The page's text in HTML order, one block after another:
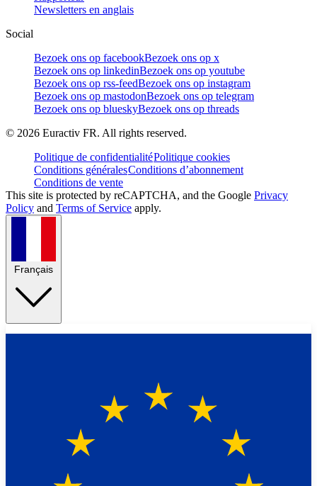
Newsletters en anglais
Social
Bezoek ons op facebookBezoek ons op x
Bezoek ons op linkedinBezoek ons op youtube
Bezoek ons op rss-feedBezoek ons op instagram
Bezoek ons op mastodonBezoek ons op telegram
Bezoek ons op blueskyBezoek ons op threads
© 2026 Euractiv FR. All rights reserved.
Politique de confidentialitéPolitique cookies
Conditions généralesConditions d’abonnement
Conditions de vente
This site is protected by reCAPTCHA, and the Google Privacy
Policy and Terms of Service apply.
Français